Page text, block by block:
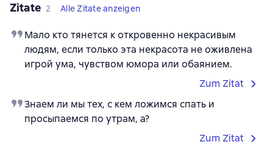
Zitate 2 Alle Zitate anzeigen
Мало кто тянется к откровенно некрасивым
людям, если только эта некрасота не оживлена
игрой ума, чувством юмора или обаянием.
Zum Zitat
Знаем ли мы тех, с кем ложимся спать и
просыпаемся по утрам, а?
Zum Zitat